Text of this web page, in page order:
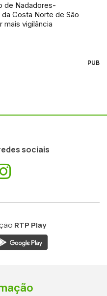
de Nadadores-
da Costa Norte de São
mais vigilância
PUB
sociais
RTP Play